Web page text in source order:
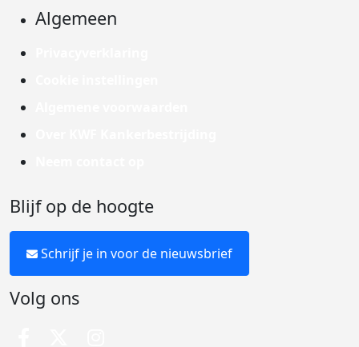
Algemeen
Blijf op de hoogte
Schrijf je in voor de nieuwsbrief
Volg ons